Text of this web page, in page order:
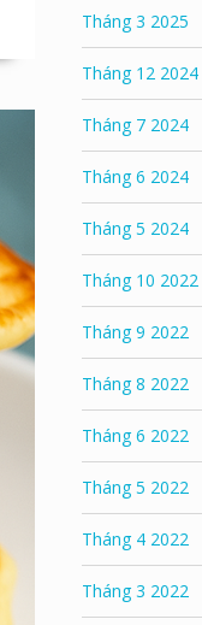
Tháng 3 2025
Tháng 12 2024
Tháng 7 2024
Tháng 6 2024
Tháng 5 2024
Tháng 10 2022
Tháng 9 2022
Tháng 8 2022
Tháng 6 2022
Tháng 5 2022
Tháng 4 2022
Tháng 3 2022